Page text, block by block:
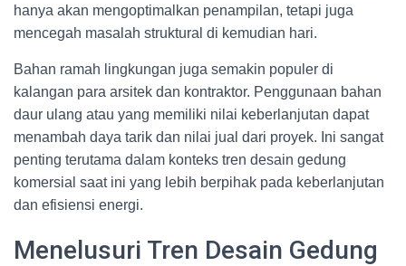
hanya akan mengoptimalkan penampilan, tetapi juga
mencegah masalah struktural di kemudian hari.
Bahan ramah lingkungan juga semakin populer di
kalangan para arsitek dan kontraktor. Penggunaan bahan
daur ulang atau yang memiliki nilai keberlanjutan dapat
menambah daya tarik dan nilai jual dari proyek. Ini sangat
penting terutama dalam konteks tren desain gedung
komersial saat ini yang lebih berpihak pada keberlanjutan
dan efisiensi energi.
Menelusuri Tren Desain Gedung